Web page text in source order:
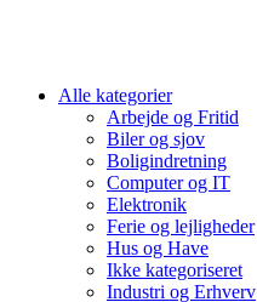
Alle kategorier
Arbejde og Fritid
Biler og sjov
Boligindretning
Computer og IT
Elektronik
Ferie og lejligheder
Hus og Have
Ikke kategoriseret
Industri og Erhverv